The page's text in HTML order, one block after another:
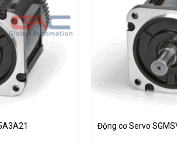
Động cơ Servo